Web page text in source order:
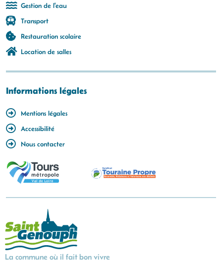
Gestion de l'eau
Transport
Restauration scolaire
Location de salles
Informations légales
Mentions légales
Accessibilité
Nous contacter
La commune où il fait bon vivre